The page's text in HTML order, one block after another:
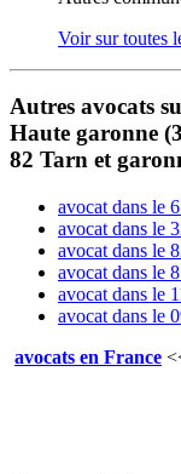
Voir sur toutes
Autres avocats
Haute garonne
82 Tarn et
avocat dans le
avocat dans le
avocat dans le
avocat dans le
avocat dans le
avocat dans le
avocats en France